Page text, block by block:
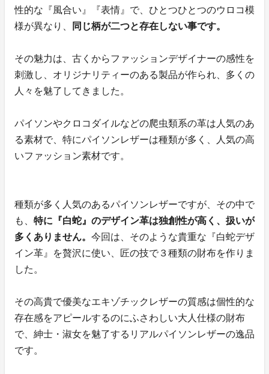
性的な『風合い』『表情』で、ひとつひとつのウロコ模
様が異なり、
同じ柄が二つと存在しない事です。
その魅力は、古くからファッションデザイナーの感性を
刺激し、オリジナリティーのある製品が作られ、多くの
人々を魅了してきました。
パイソンやクロコダイルなどの爬虫類系の革は人気のあ
る素材で、特にパイソンレザーは種類が多く、人気の高
いファッション素材です。
種類が多く人気のあるパイソンレザーですが、その中で
も、 特に『白蛇』のデザイン革は独創性が高く、扱いが
多くありません。 今回は、そのような貴重な『白蛇デザ
イン革』を贅沢に使い、匠の技で３種類の財布を作りま
した。
その高貴で優美なエキゾチックレザーの質感は個性的な
存在感をアピールするのにふさわしい大人仕様の財布
で、紳士・淑女を魅了するリアルパイソンレザーの逸品
です。